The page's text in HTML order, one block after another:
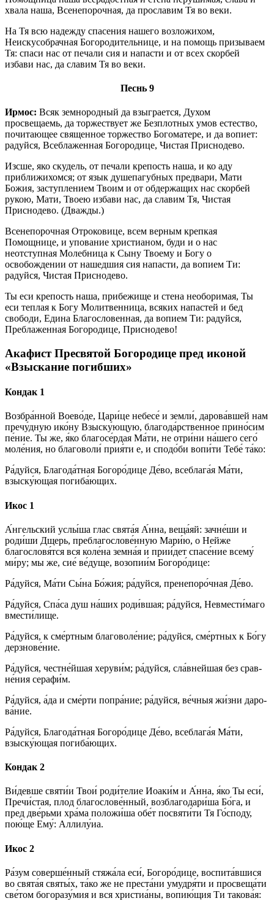
хвала наша, Всенепорочная, да прославим Тя во веки.
На Тя всю надежду спасения нашего возложихом,
Неискусобрачная Богородительнице, и на помощь призываем
Тя: спаси нас от печали сия и напасти и от всех скорбей
избави нас, да славим Тя во веки.
Песнь 9
Ирмос: Всяк земнородный да взыграется, Духом
просвещаемь, да торжествует же Безплотных умов естество,
почитающее священное торжество Богоматере, и да вопиет:
радуйся, Всеблаженная Богородице, Чистая Приснодево.
Изсше, яко скудель, от печали крепость наша, и ко аду
приближихомся; от язык душепагубных предвари, Мати
Божия, заступлением Твоим и от обдержащих нас скорбей
рукою, Мати, Твоею избави нас, да славим Тя, Чистая
Приснодево. (Дважды.)
Всенепорочная Отроковице, всем верным крепкая
Помощнице, и упование христианом, буди и о нас
неотступная Молебница к Сыну Твоему и Богу о
освобождении от нашедшия сия напасти, да вопием Ти:
радуйся, Чистая Приснодево.
Ты еси крепость наша, прибежище и стена необоримая, Ты
еси теплая к Богу Молитвенница, всяких напастей и бед
свободи, Едина Благословенная, да вопием Ти: радуйся,
Преблаженная Богородице, Приснодево!
Акафист Пресвятой Богородице пред иконой
«Взыскание погибших»
Кондак 1
Возбра́нной Воево́де, Ца­ри́­це не­бе­се́ и зем­ли́, дарова́вшей нам
пречу́дную ико́­ну Взыску́ющую, бла­го­да́р­ствен­ное при­но́­сим
пе́­ние. Ты же, я́ко благосе́рдая Ма́­ти, не от­ри́­ни на́­ше­го се­го́
мо­ле́­ния, но благоволи́ прия́ти е, и спо­до́­би вопи́ти Те­бе́ та́­ко:
Ра́­дуй­ся, Бла­го­да́т­ная Бо­го­ро́­ди­це Де́­во, всеблага́я Ма́­ти,
взыску́ющая погиба́ющих.
Икос 1
А́н­гель­ский услы́ша глас свя­та́я А́нна, ве­ща́яй: зачне́ши и
роди́ши Дщерь, преблагослове́нную Мари́ю, о Ней­же
благословя́тся вся коле́на зем­на́я и прии́дет спа­се́­ние все­му́
ми́­ру; мы же, сие́ ве́­ду­ще, возопии́м Бо­го­ро́­ди­це:
Ра́­дуй­ся, Ма́­ти Сы́­на Бо́­жия; ра́­дуй­ся, пренепоро́чная Де́­во.
Ра́­дуй­ся, Спа́­са душ на́­ших ро­ди́в­шая; ра́­дуй­ся, Не­вме­сти́­ма­го
вмес­ти́­ли­ще.
Ра́­дуй­ся, к сме́ртным благоволе́ние; ра́­дуй­ся, сме́рт­ных к Бо́­гу
дерз­но­ве́­ние.
Ра́­дуй­ся, чест­не́й­шая хе­ру­ви́м; ра́­дуй­ся, сла́внейшая без срав­
не́­ния се­ра­фи́м.
Ра́­дуй­ся, а́да и сме́р­ти попра́ние; ра́­дуй­ся, ве́ч­ныя жи́з­ни да­ро­
ва́­ние.
Ра́­дуй­ся, Бла­го­да́т­ная Бо­го­ро́­ди­це Де́­во, всеблага́я Ма́­ти,
взыску́ющая погиба́ющих.
Кондак 2
Ви́­дев­ше святи́и Твои́ роди́телие Иоаки́м и А́нна, я́ко Ты еси́,
Пре­чи́с­тая, плод благослове́нный, возблагодари́ша Бо́­га, и
пред две́рьми хра́ма положи́ша обе́т посвяти́ти Тя Го́с­по­ду,
пою́­ще Ему́: Алли­лу́иа.
Икос 2
Ра́­зум со­вер­ше́н­ный стяжа́ла еси́, Бо­го­ро́­ди­це, воспита́вшися
во свя­та́я свя­ты́х, та́­ко же не преста́ни умудря́ти и просвеща́ти
све́­том богоразу́мия и вся христиа́ны, во­пию́­щия Ти та­ко­ва́я: